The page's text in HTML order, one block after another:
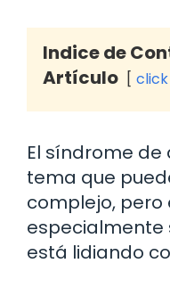
Indice de
Artículo
El síndrome
tema que
complejo, pero
especialmente
está lidiando